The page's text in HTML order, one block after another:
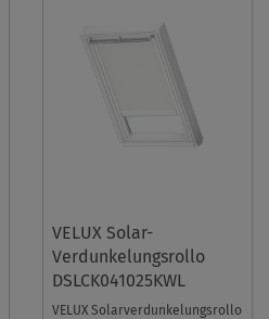
VELUX Solar-
Verdunkelungsrollo
DSLCK041025KWL
VELUX Solarverdunkelungsrollo